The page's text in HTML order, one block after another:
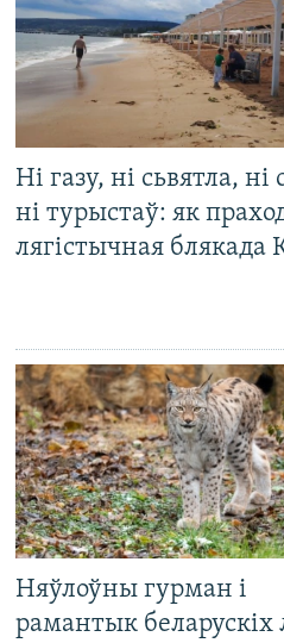
Ні газу, ні сьвятла, ні
ні турыстаў: як
лягістычная блякада
Няўлоўны гурман і
рамантык беларускіх